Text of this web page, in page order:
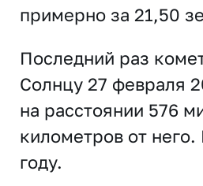
примерно за 21,50
Последний раз
Солнцу 27 февраля
на расстоянии 576
километров от
году.